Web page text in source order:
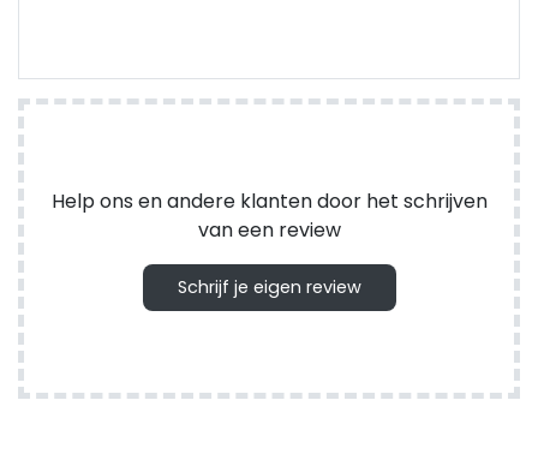
Help ons en andere klanten door het schrijven
van een review
Schrijf je eigen review